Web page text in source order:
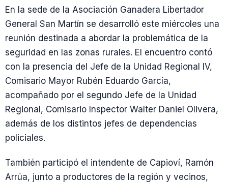
En la sede de la Asociación Ganadera Libertador
General San Martín se desarrolló este miércoles una
reunión destinada a abordar la problemática de la
seguridad en las zonas rurales. El encuentro contó
con la presencia del Jefe de la Unidad Regional IV,
Comisario Mayor Rubén Eduardo García,
acompañado por el segundo Jefe de la Unidad
Regional, Comisario Inspector Walter Daniel Olivera,
además de los distintos jefes de dependencias
policiales.
También participó el intendente de Capioví, Ramón
Arrúa, junto a productores de la región y vecinos,